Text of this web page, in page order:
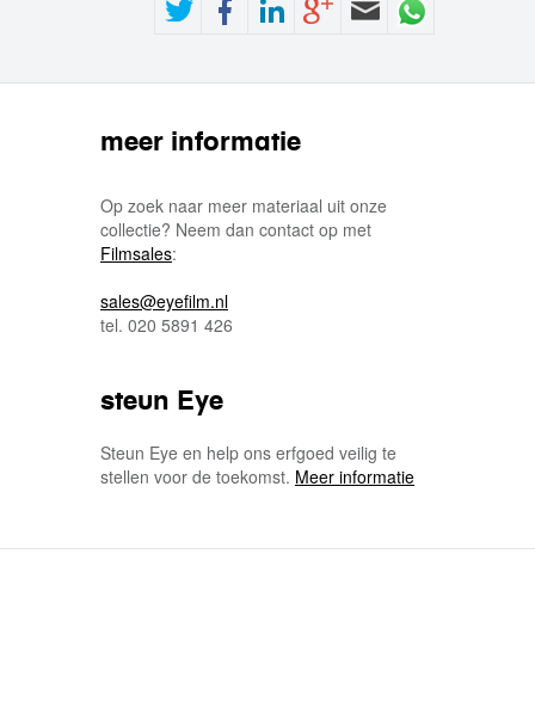
meer informatie
Op zoek naar meer materiaal uit onze
collectie? Neem dan contact op met
Filmsales:
sales@eyefilm.nl
tel. 020 5891 426
steun Eye
Steun Eye en help ons erfgoed veilig te
stellen voor de toekomst. Meer informatie